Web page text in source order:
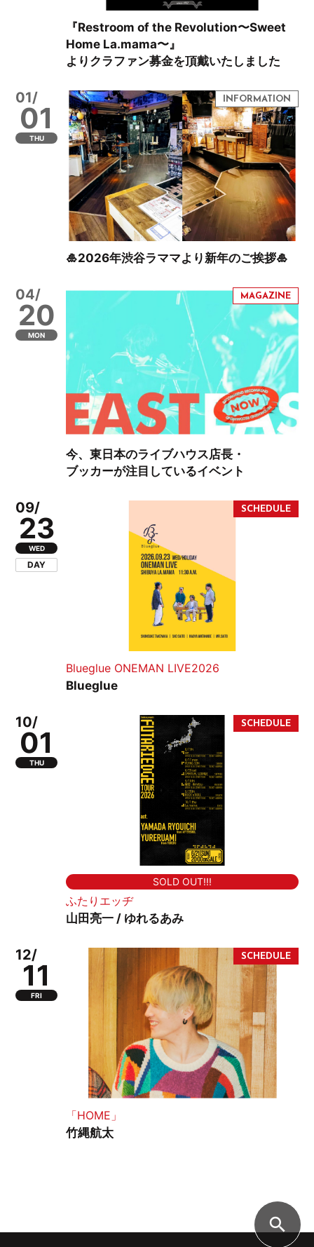
『Restroom of the Revolution〜Sweet
Home La.mama〜』
よりクラファン募金を頂戴いたしました
01/
01
THU
🎍2026年渋谷ラママより新年のご挨拶🎍
04/
20
MON
今、東日本のライブハウス店長・
ブッカーが注目しているイベント
09/
23
WED
DAY
Blueglue ONEMAN LIVE2026
Blueglue
10/
01
THU
SOLD OUT!!!
ふたりエッヂ
山田亮一 / ゆれるあみ
12/
11
FRI
「HOME」
竹縄航太
search